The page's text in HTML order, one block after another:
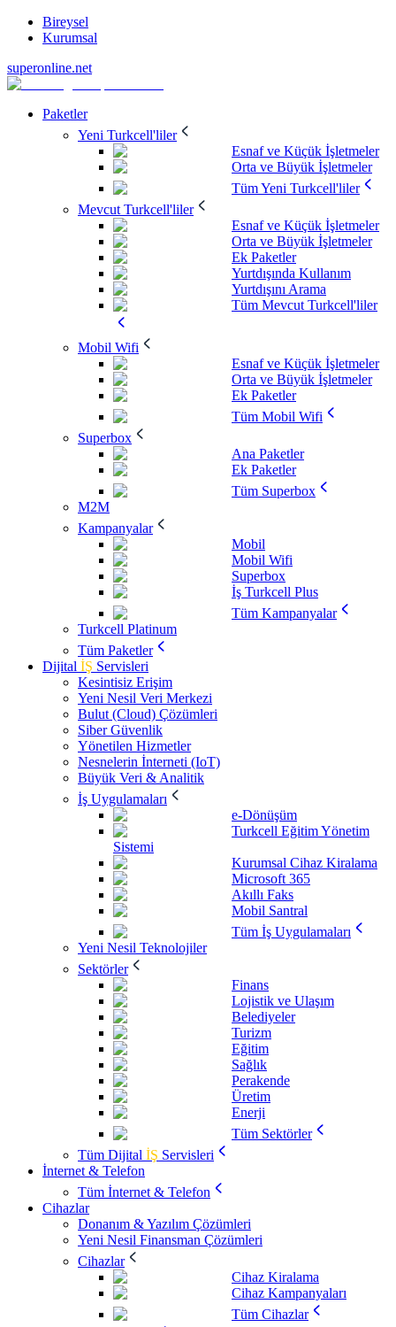
Bireysel
Kurumsal
superonline.net
Paketler
Yeni Turkcell'liler
Esnaf ve Küçük İşletmeler
Orta ve Büyük İşletmeler
Tüm Yeni Turkcell'liler
Mevcut Turkcell'liler
Esnaf ve Küçük İşletmeler
Orta ve Büyük İşletmeler
Ek Paketler
Yurtdışında Kullanım
Yurtdışını Arama
Tüm Mevcut Turkcell'liler
Mobil Wifi
Esnaf ve Küçük İşletmeler
Orta ve Büyük İşletmeler
Ek Paketler
Tüm Mobil Wifi
Superbox
Ana Paketler
Ek Paketler
Tüm Superbox
M2M
Kampanyalar
Mobil
Mobil Wifi
Superbox
İş Turkcell Plus
Tüm Kampanyalar
Turkcell Platinum
Tüm Paketler
Dijital İŞ Servisleri
Kesintisiz Erişim
Yeni Nesil Veri Merkezi
Bulut (Cloud) Çözümleri
Siber Güvenlik
Yönetilen Hizmetler
Nesnelerin İnterneti (IoT)
Büyük Veri & Analitik
İş Uygulamaları
e-Dönüşüm
Turkcell Eğitim Yönetim
Sistemi
Kurumsal Cihaz Kiralama
Microsoft 365
Akıllı Faks
Mobil Santral
Tüm İş Uygulamaları
Yeni Nesil Teknolojiler
Sektörler
Finans
Lojistik ve Ulaşım
Belediyeler
Turizm
Eğitim
Sağlık
Perakende
Üretim
Enerji
Tüm Sektörler
Tüm Dijital İŞ Servisleri
İnternet & Telefon
Tüm İnternet & Telefon
Cihazlar
Donanım & Yazılım Çözümleri
Yeni Nesil Finansman Çözümleri
Cihazlar
Cihaz Kiralama
Cihaz Kampanyaları
Tüm Cihazlar